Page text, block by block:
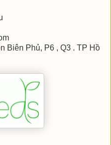
Biên Phủ, P6 , Q3 . TP Hồ